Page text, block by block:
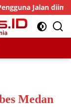
diimbau Untuk
Medan